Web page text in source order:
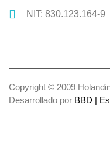
NIT: 830.123.164-9
Copyright © 2009
Desarrollado por BBD |